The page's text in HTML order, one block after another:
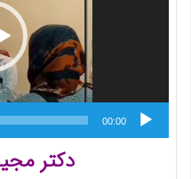
00:00
دکتر